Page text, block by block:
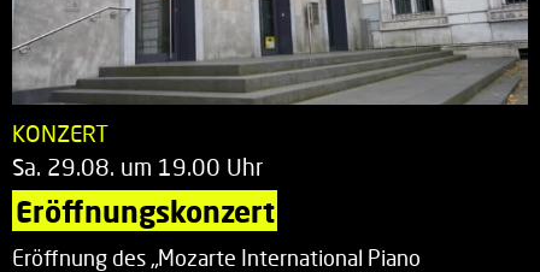
KONZERT
Sa. 29.08. um 19.00 Uhr
Eröffnungskonzert
Eröffnung des „Mozarte International Piano